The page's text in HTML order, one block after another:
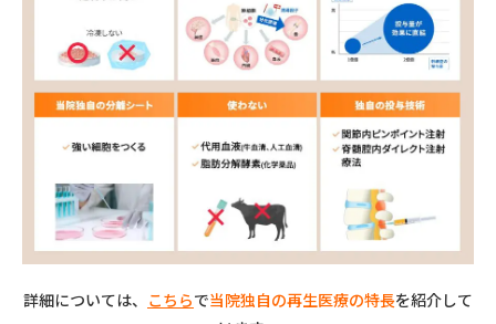
詳細については、 こちらで当院独自の再生医療の特長を紹介して